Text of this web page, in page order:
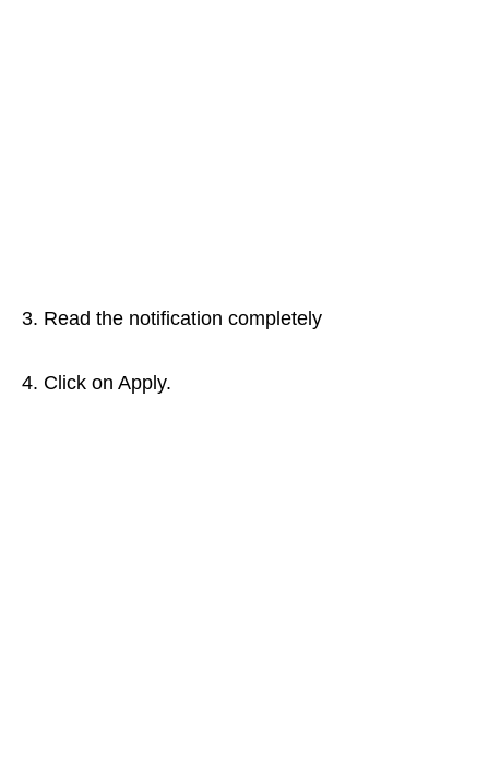
3. Read the notification completely
4. Click on Apply.